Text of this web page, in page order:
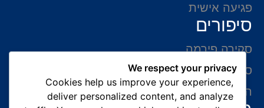
פגיעה אישית
סיפורים
סקירה פירמה
סיפורי הצלחה
המלצות של לקוחות
We respect your privacy
Cookies help us improve your experience,
deliver personalized content, and analyze